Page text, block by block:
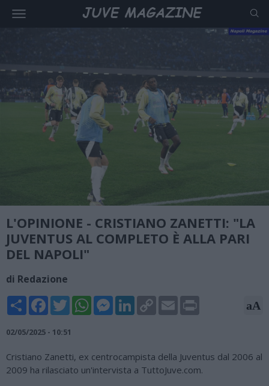
L'OPINIONE - CRISTIANO ZANETTI: "LA
JUVENTUS AL COMPLETO È ALLA PARI
DEL NAPOLI"
di Redazione
Share FacebookTwitterWhatsAppMessengerLinkedInCopy
Link
Email aA
02/05/2025 - 10:51
Cristiano Zanetti, ex centrocampista della Juventus dal 2006 al
2009 ha rilasciato un'intervista a TuttoJuve.com.